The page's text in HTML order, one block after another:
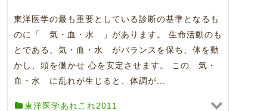
東洋医学の最も重要としている診断の基準となるも
のに「 気・血・水 」があります。 生命活動のも
とである、気・血・水 がバランスを保ち、体を動
かし、頭を働かせ 心を安定させます。 この 気・
血・水 に乱れが生じると、体調が...
東洋医学あれこれ2011